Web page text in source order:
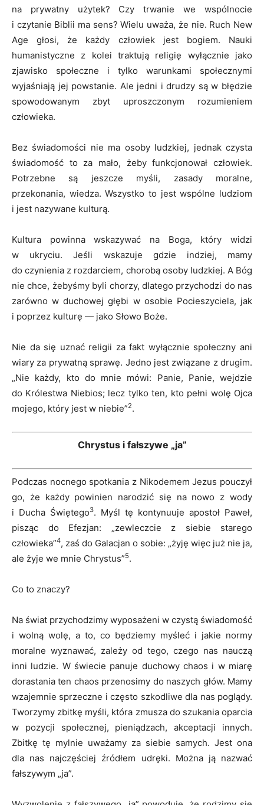
na prywatny użytek? Czy trwanie we wspólnocie
i czytanie Biblii ma sens? Wielu uważa, że nie. Ruch New
Age głosi, że każdy człowiek jest bogiem. Nauki
humanistyczne z kolei traktują religię wyłącznie jako
zjawisko społeczne i tylko warunkami społecznymi
wyjaśniają jej powstanie. Ale jedni i drudzy są w błędzie
spowodowanym zbyt uproszczonym rozumieniem
człowieka.
Bez świadomości nie ma osoby ludzkiej, jednak czysta
świadomość to za mało, żeby funkcjonował człowiek.
Potrzebne są jeszcze myśli, zasady moralne,
przekonania, wiedza. Wszystko to jest wspólne ludziom
i jest nazywane kulturą.
Kultura powinna wskazywać na Boga, który widzi
w ukryciu. Jeśli wskazuje gdzie indziej, mamy
do czynienia z rozdarciem, chorobą osoby ludzkiej. A Bóg
nie chce, żebyśmy byli chorzy, dlatego przychodzi do nas
zarówno w duchowej głębi w osobie Pocieszyciela, jak
i poprzez kulturę — jako Słowo Boże.
Nie da się uznać religii za fakt wyłącznie społeczny ani
wiary za prywatną sprawę. Jedno jest związane z drugim.
„Nie każdy, kto do mnie mówi: Panie, Panie, wejdzie
do Królestwa Niebios; lecz tylko ten, kto pełni wolę Ojca
mojego, który jest w niebie”2.
Chrystus i fałszywe „ja”
Podczas nocnego spotkania z Nikodemem Jezus pouczył
go, że każdy powinien narodzić się na nowo z wody
i Ducha Świętego3. Myśl tę kontynuuje apostoł Paweł,
pisząc do Efezjan: „zewleczcie z siebie starego
człowieka”4, zaś do Galacjan o sobie: „żyję więc już nie ja,
ale żyje we mnie Chrystus”5.
Co to znaczy?
Na świat przychodzimy wyposażeni w czystą świadomość
i wolną wolę, a to, co będziemy myśleć i jakie normy
moralne wyznawać, zależy od tego, czego nas nauczą
inni ludzie. W świecie panuje duchowy chaos i w miarę
dorastania ten chaos przenosimy do naszych głów. Mamy
wzajemnie sprzeczne i często szkodliwe dla nas poglądy.
Tworzymy zbitkę myśli, która zmusza do szukania oparcia
w pozycji społecznej, pieniądzach, akceptacji innych.
Zbitkę tę mylnie uważamy za siebie samych. Jest ona
dla nas najczęściej źródłem udręki. Można ją nazwać
fałszywym „ja”.